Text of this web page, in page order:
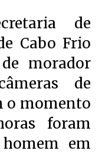
de
Cabo Frio
morador
de
o momento
foram
em